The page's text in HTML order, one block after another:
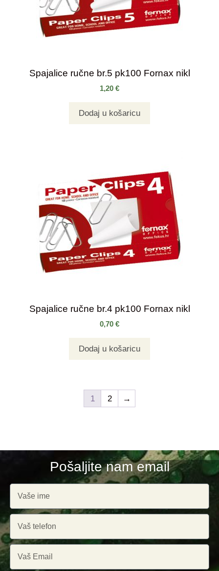
Spajalice ručne br.5 pk100 Fornax nikl
1,20 €
Dodaj u košaricu
Spajalice ručne br.4 pk100 Fornax nikl
0,70 €
Dodaj u košaricu
1 2 →
Pošaljite nam email